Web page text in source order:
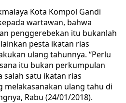
Kota Kompol Gandi
wartawan, bahwa
penggerebekan itu bukanlah
pesta ikatan rias
ulang tahunnya. “Perlu
itu bukan perkumpulan
salah satu ikatan rias
melakasanakan ulang tahu di
Rabu (24/01/2018).